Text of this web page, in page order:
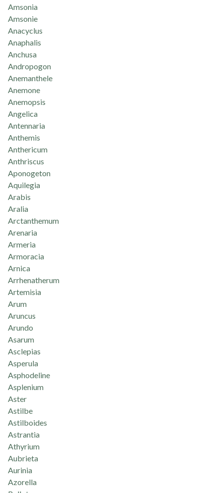
Amsonia
Amsonie
Anacyclus
Anaphalis
Anchusa
Andropogon
Anemanthele
Anemone
Anemopsis
Angelica
Antennaria
Anthemis
Anthericum
Anthriscus
Aponogeton
Aquilegia
Arabis
Aralia
Arctanthemum
Arenaria
Armeria
Armoracia
Arnica
Arrhenatherum
Artemisia
Arum
Aruncus
Arundo
Asarum
Asclepias
Asperula
Asphodeline
Asplenium
Aster
Astilbe
Astilboides
Astrantia
Athyrium
Aubrieta
Aurinia
Azorella